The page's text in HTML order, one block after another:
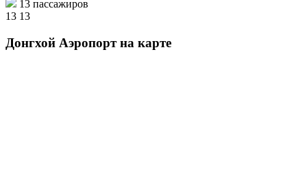
13 пассажиров
13 13
Донгхой Аэропорт на карте